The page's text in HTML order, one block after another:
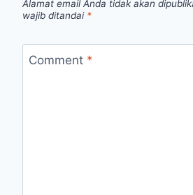
Alamat email Anda tidak akan
wajib ditandai *
Comment *